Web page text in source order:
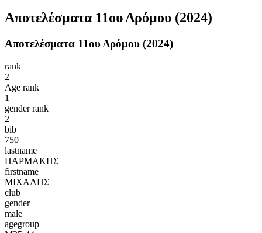
Αποτελέσματα 11ου Δρόμου (2024)
Αποτελέσματα 11ου Δρόμου (2024)
rank
2
Age rank
1
gender rank
2
bib
750
lastname
ΠΑΡΜΑΚΗΣ
firstname
ΜΙΧΑΛΗΣ
club
gender
male
agegroup